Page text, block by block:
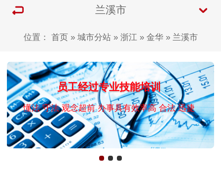
兰溪市
位置： 首页» 城市分站» 浙江» 金华» 兰溪市
员工经过专业技能培训
懂法 守法 观念超前 办事具有效率高 合法 迅捷